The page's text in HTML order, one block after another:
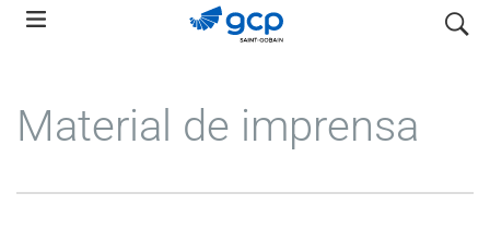
Skip
Material de imprensa